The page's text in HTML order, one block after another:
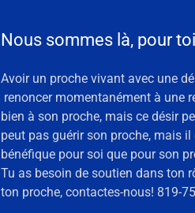
Nous sommes là, pour
Avoir un proche vivant avec une
renoncer momentanément à une
bien à son proche, mais ce désir
peut pas guérir son proche, mais
bénéfique pour soi que pour son
Tu as besoin de soutien dans ton
ton proche, contactes-nous! 819-